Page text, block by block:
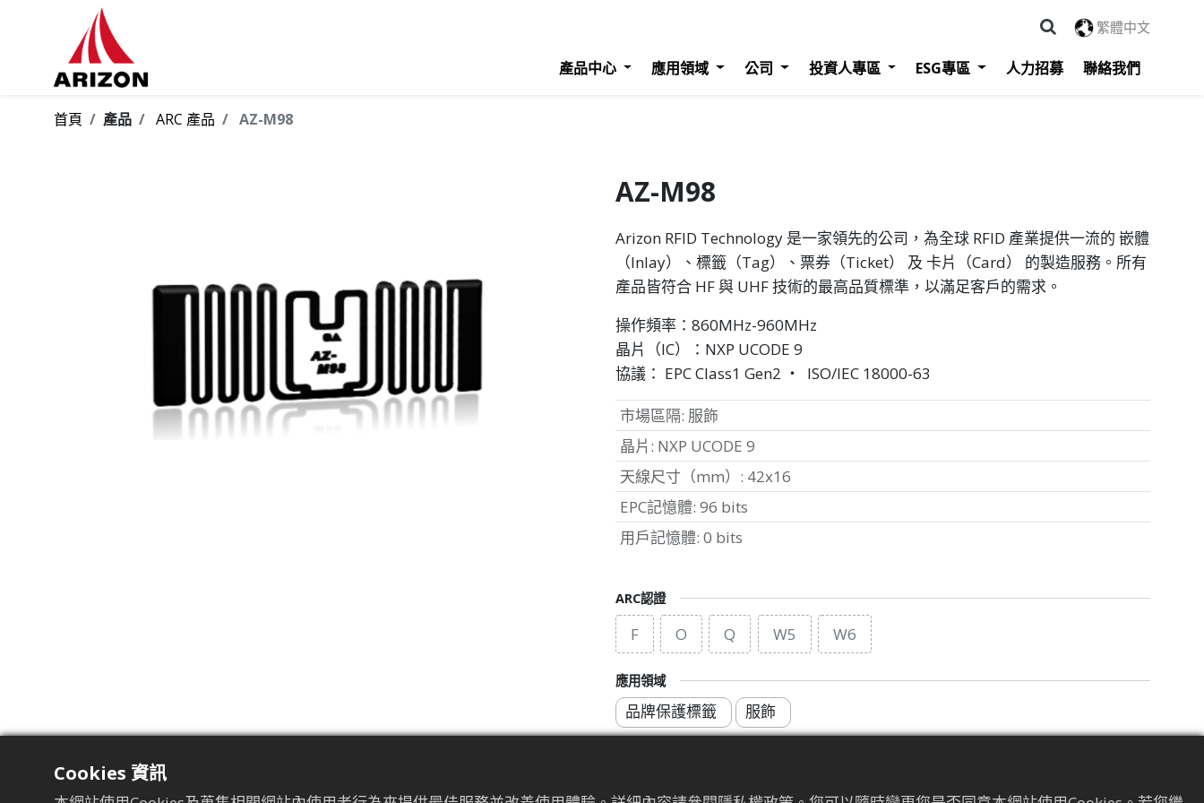
產品中心 應用領域 公司 投資人專區 ESG專區 人力招募 聯絡我們
繁體中文
首頁 產品 ARC 產品 AZ-M98
AZ-M98
Arizon RFID Technology 是一家領先的公司，為全球 RFID 產業提供一流的 嵌體
（Inlay）、標籤（Tag）、票券（Ticket） 及 卡片（Card） 的製造服務。所有
產品皆符合 HF 與 UHF 技術的最高品質標準，以滿足客戶的需求。
操作頻率：860MHz-960MHz
晶片（IC）：NXP UCODE 9
協議： EPC Class1 Gen2 ‧ ISO/IEC 18000-63
ARC認證
F O Q W5 W6
應用領域
品牌保護標籤 服飾
市場區隔: 服飾
晶片 : NXP UCODE 9
天線尺寸（mm） : 42x16
EPC記憶體: 96 bits
用戶記憶體: 0 bits
Cookies 資訊